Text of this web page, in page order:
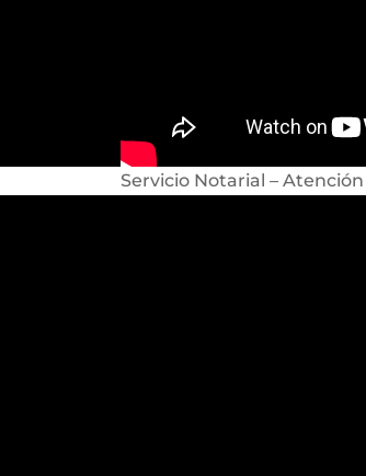
Servicio Notarial –